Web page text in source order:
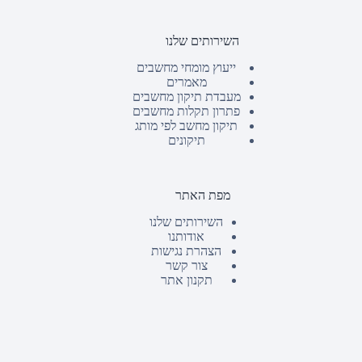
השירותים שלנו
ייעוץ מומחי מחשבים
מאמרים
מעבדת תיקון מחשבים
פתרון תקלות מחשבים
תיקון מחשב לפי מותג
תיקונים
מפת האתר
השירותים שלנו
אודותנו
הצהרת נגישות
צור קשר
תקנון אתר